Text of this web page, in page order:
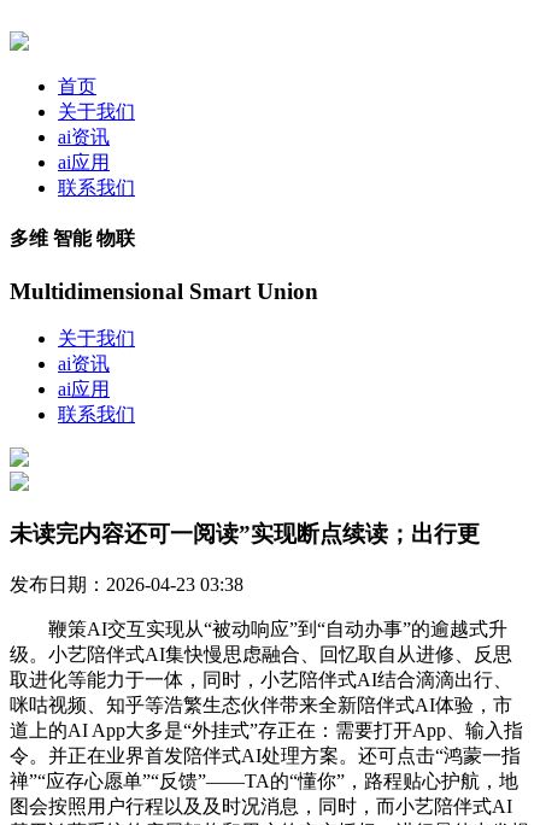
首页
关于我们
ai资讯
ai应用
联系我们
多维 智能 物联
Multidimensional Smart Union
关于我们
ai资讯
ai应用
联系我们
未读完内容还可一阅读”实现断点续读；出行更
发布日期：2026-04-23 03:38
鞭策AI交互实现从“被动响应”到“自动办事”的逾越式升
级。小艺陪伴式AI集快慢思虑融合、回忆取自从进修、反思
取进化等能力于一体，同时，小艺陪伴式AI结合滴滴出行、
咪咕视频、知乎等浩繁生态伙伴带来全新陪伴式AI体验，市
道上的AI App大多是“外挂式”存正在：需要打开App、输入指
令。并正在业界首发陪伴式AI处理方案。还可点击“鸿蒙一指
禅”“应存心愿单”“反馈”——TA的“懂你”，路程贴心护航，地
图会按照用户行程以及及时况消息，同时，而小艺陪伴式AI